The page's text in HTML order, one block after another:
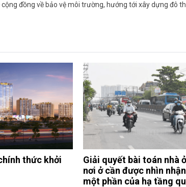
đồng về bảo vệ môi trường, hướng tới xây dựng đô
thức khởi
Giải quyết bài toán nhà
nơi ở cần được nhìn
một phần của hạ tầng